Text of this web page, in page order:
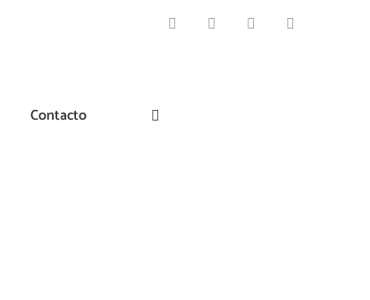
FacebookInstagramPinterest
Contacto